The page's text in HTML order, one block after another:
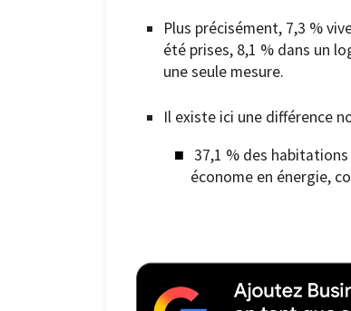
Plus précisément, 7,3 %
été prises, 8,1 % dans un
une seule mesure.
Il existe ici une différence
37,1 % des
économe en énergie,